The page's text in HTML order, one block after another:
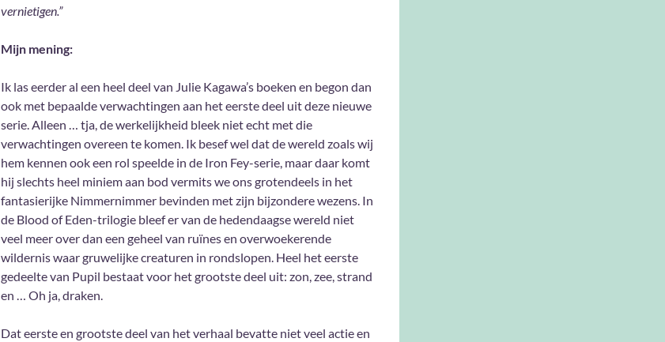
vernietigen.”
Mijn mening:
Ik las eerder al een heel deel van Julie Kagawa’s boeken en begon dan
ook met bepaalde verwachtingen aan het eerste deel uit deze nieuwe
serie. Alleen … tja, de werkelijkheid bleek niet echt met die
verwachtingen overeen te komen. Ik besef wel dat de wereld zoals wij
hem kennen ook een rol speelde in de Iron Fey-serie, maar daar komt
hij slechts heel miniem aan bod vermits we ons grotendeels in het
fantasierijke Nimmernimmer bevinden met zijn bijzondere wezens. In
de Blood of Eden-trilogie bleef er van de hedendaagse wereld niet
veel meer over dan een geheel van ruïnes en overwoekerende
wildernis waar gruwelijke creaturen in rondslopen. Heel het eerste
gedeelte van Pupil bestaat voor het grootste deel uit: zon, zee, strand
en … Oh ja, draken.
Dat eerste en grootste deel van het verhaal bevatte niet veel actie en